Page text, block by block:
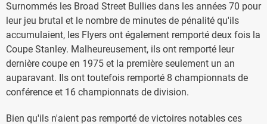
Surnommés les Broad Street Bullies dans les années 70 pour
leur jeu brutal et le nombre de minutes de pénalité qu'ils
accumulaient, les Flyers ont également remporté deux fois la
Coupe Stanley. Malheureusement, ils ont remporté leur
dernière coupe en 1975 et la première seulement un an
auparavant. Ils ont toutefois remporté 8 championnats de
conférence et 16 championnats de division.
Bien qu'ils n'aient pas remporté de victoires notables ces